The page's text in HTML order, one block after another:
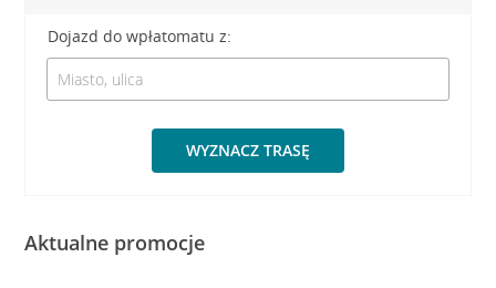
Dojazd do wpłatomatu z:
WYZNACZ TRASĘ
Aktualne promocje